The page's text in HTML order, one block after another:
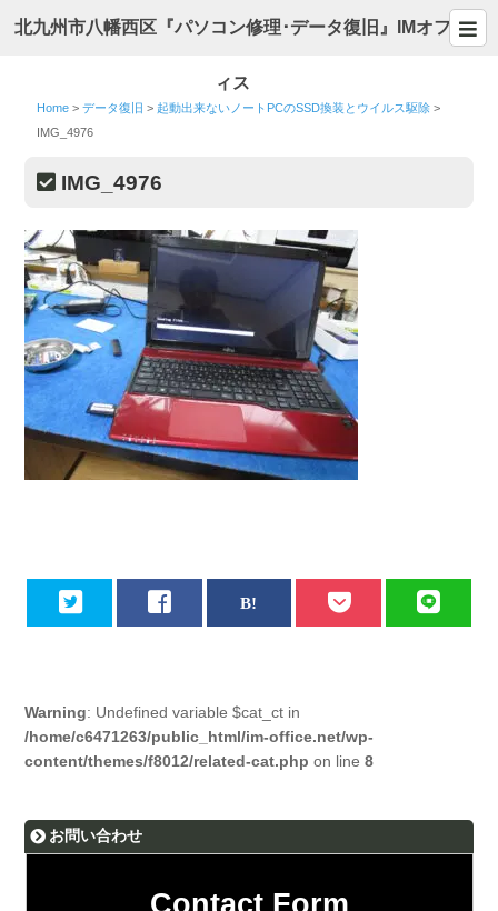
北九州市八幡西区『パソコン修理･データ復旧』IMオフ
ィス
Home >データ復旧 >起動出来ないノートPCのSSD換装とウイルス駆除 >
IMG_4976
IMG_4976
Warning: Undefined variable $cat_ct in
/home/c6471263/public_html/im-office.net/wp-
content/themes/f8012/related-cat.php on line8
お問い合わせ
Contact Form